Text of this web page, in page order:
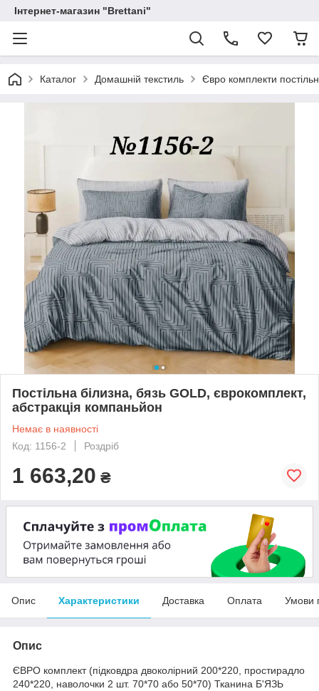
Інтернет-магазин "Brettani"
Каталог Домашній текстиль Євро комплекти
Постільна білизна, бязь GOLD, єврокомплект,
абстракція компаньйон
Немає в наявності
Код: 1156-2
Роздріб
1 663,20 ₴
Опис Характеристики Доставка Оплата Умови
Опис
ЄВРО комплект (підковдра двоколірний 200*220, простирадло
240*220, наволочки 2 шт. 70*70 або 50*70) Тканина Б'ЯЗЬ